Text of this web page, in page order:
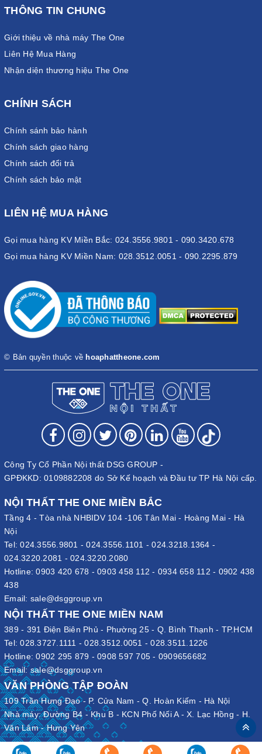
THÔNG TIN CHUNG
Giới thiệu về nhà máy The One
Liên Hệ Mua Hàng
Nhận diện thương hiệu The One
CHÍNH SÁCH
Chính sánh bảo hành
Chính sách giao hàng
Chính sách đổi trả
Chính sách bảo mật
LIÊN HỆ MUA HÀNG
Gọi mua hàng KV Miền Bắc: 024.3556.9801 - 090.3420.678
Gọi mua hàng KV Miền Nam: 028.3512.0051 - 090.2295.879
© Bản quyền thuộc về hoaphattheone.com
Công Ty Cổ Phần Nội thất DSG GROUP -
GPĐKKD: 0109882208 do Sở Kế hoạch và Đầu tư TP Hà Nội cấp.
NỘI THẤT THE ONE MIỀN BẮC
Tầng 4 - Tòa nhà NHBIDV 104 -106 Tân Mai - Hoàng Mai - Hà
Nội
Tel:024.3556.9801 -024.3556.1101 -024.3218.1364 -
024.3220.2081 - 024.3220.2080
Hotline:0903 420 678 - 0903 458 112 - 0934 658 112 - 0902 438
438
Email: sale@dsggroup.vn
NỘI THẤT THE ONE MIỀN NAM
389 - 391 Điện Biên Phủ - Phường 25 - Q. Bình Thạnh - TP.HCM
Tel:028.3727.1111 -028.3512.0051 -028.3511.1226
Hotline:0902 295 879 - 0908 597 705 - 0909656682
Email:sale@dsggroup.vn
VĂN PHÒNG TẬP ĐOÀN
109 Trần Hưng Đạo - P. Cửa Nam - Q. Hoàn Kiếm - Hà Nội
Nhà máy: Đường B4 - Khu B - KCN Phố Nối A - X. Lạc Hồng - H.
Văn Lâm - Hưng Yên